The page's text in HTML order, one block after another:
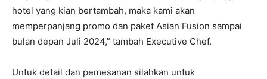
hotel yang kian bertambah, maka kami akan
memperpanjang promo dan paket Asian Fusion sampai
bulan depan Juli 2024,” tambah Executive Chef.
Untuk detail dan pemesanan silahkan untuk